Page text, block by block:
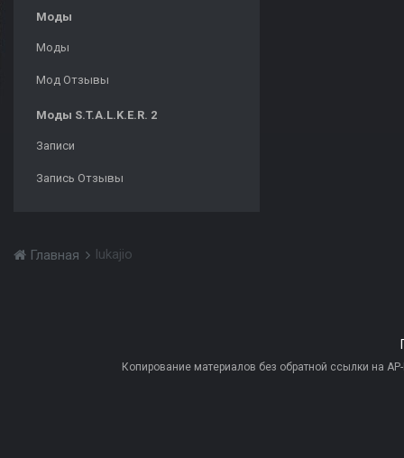
Моды
Моды
Мод Отзывы
Моды S.T.A.L.K.E.R. 2
Записи
Запись Отзывы
Главная lukajio
Копирование материалов без обратной ссылки на